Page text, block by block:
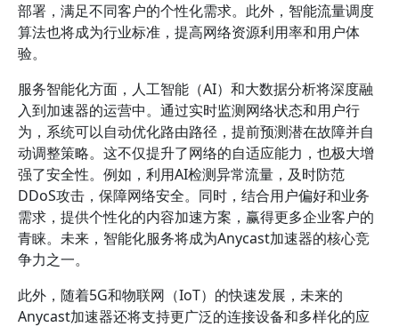
部署，满足不同客户的个性化需求。此外，智能流量调度
算法也将成为行业标准，提高网络资源利用率和用户体
验。
服务智能化方面，人工智能（AI）和大数据分析将深度融
入到加速器的运营中。通过实时监测网络状态和用户行
为，系统可以自动优化路由路径，提前预测潜在故障并自
动调整策略。这不仅提升了网络的自适应能力，也极大增
强了安全性。例如，利用AI检测异常流量，及时防范
DDoS攻击，保障网络安全。同时，结合用户偏好和业务
需求，提供个性化的内容加速方案，赢得更多企业客户的
青睐。未来，智能化服务将成为Anycast加速器的核心竞
争力之一。
此外，随着5G和物联网（IoT）的快速发展，未来的
Anycast加速器还将支持更广泛的连接设备和多样化的应